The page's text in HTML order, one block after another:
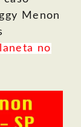
Menon
no